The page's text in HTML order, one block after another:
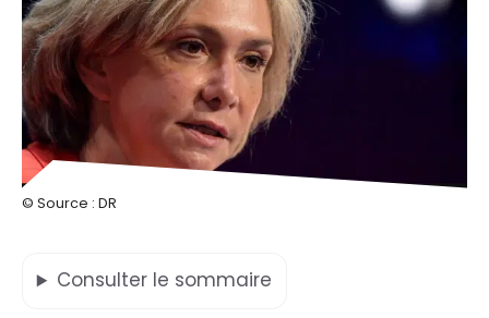
© Source : DR
Consulter le sommaire